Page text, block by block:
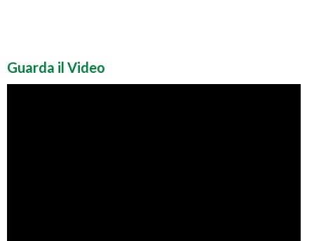
Guarda il Video